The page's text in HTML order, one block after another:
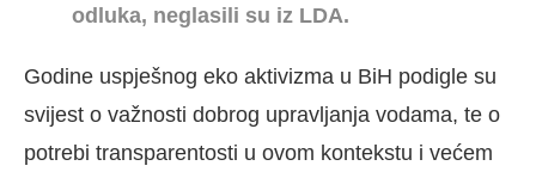
odluka, neglasili su iz LDA.
Godine uspješnog eko aktivizma u BiH podigle su
svijest o važnosti dobrog upravljanja vodama, te o
potrebi transparentosti u ovom kontekstu i većem